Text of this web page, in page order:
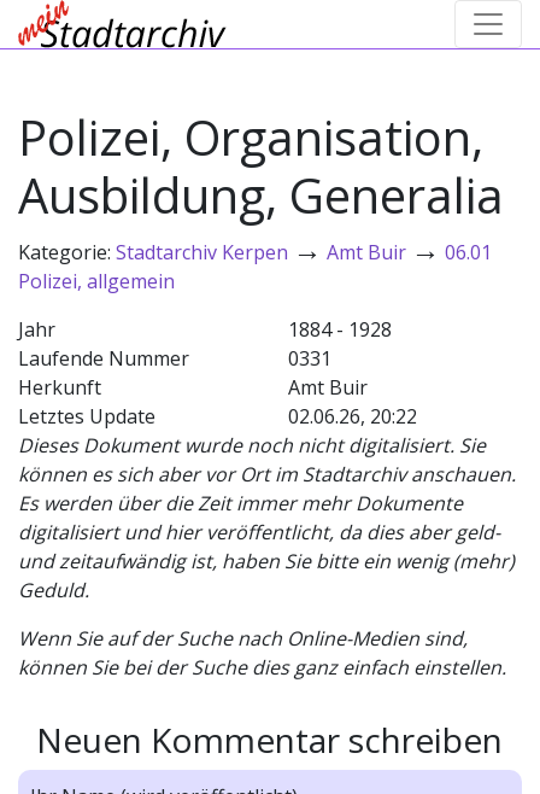
Polizei, Organisation,
Ausbildung, Generalia
Kategorie: Stadtarchiv Kerpen → Amt Buir → 06.01
Polizei, allgemein
Jahr
1884 - 1928
Laufende Nummer
0331
Herkunft
Amt Buir
Letztes Update
02.06.26, 20:22
Dieses Dokument wurde noch nicht digitalisiert. Sie
können es sich aber vor Ort im Stadtarchiv anschauen.
Es werden über die Zeit immer mehr Dokumente
digitalisiert und hier veröffentlicht, da dies aber geld-
und zeitaufwändig ist, haben Sie bitte ein wenig (mehr)
Geduld.
Wenn Sie auf der Suche nach Online-Medien sind,
können Sie bei der Suche dies ganz einfach einstellen.
Neuen Kommentar schreiben